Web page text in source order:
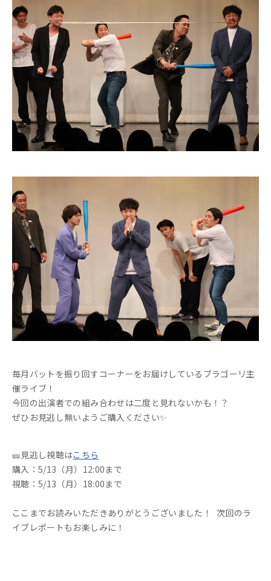
毎月バットを振り回すコーナーをお届けしているブラゴーリ主
催ライブ！
今回の出演者での組み合わせは二度と見れないかも！？
ぜひお見逃し無いようご購入ください✨
🎫見逃し視聴はこちら
購入：5/13（月）12:00まで
視聴：5/13（月）18:00まで
ここまでお読みいただきありがとうございました！ 次回のラ
イブレポートもお楽しみに！